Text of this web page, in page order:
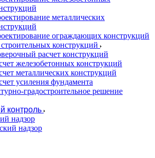
металлических
ограждающих конструкций
конструкций
расчет конструкций
железобетонных конструкций
металлических конструкций
усиления фундамента
градостроительное решение
контроль
надзор
надзор